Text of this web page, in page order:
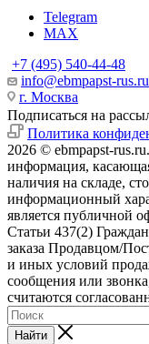
Telegram
MAX
+7 (495) 540-44-48
info@ebmpapst-rus.ru
г. Москва
Подписаться на
Политика
2026 © ebmpapst-
информация,
наличия на складе,
информационный
является публичной
Статьи 437(2)
заказа Продавцом/
и иных условий
сообщения или
считаются
Найти